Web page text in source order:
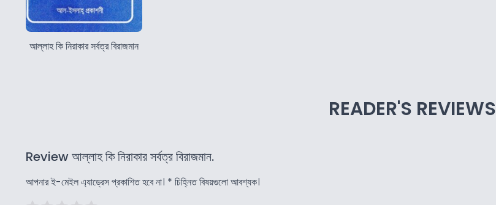
আল্লাহ কি নিরাকার সর্বত্র বিরাজমান
READER'S REVIEWS
Review আল্লাহ কি নিরাকার সর্বত্র বিরাজমান.
আপনার ই-মেইল এ্যাড্রেস প্রকাশিত হবে না। * চিহ্নিত বিষয়গুলো আবশ্যক।